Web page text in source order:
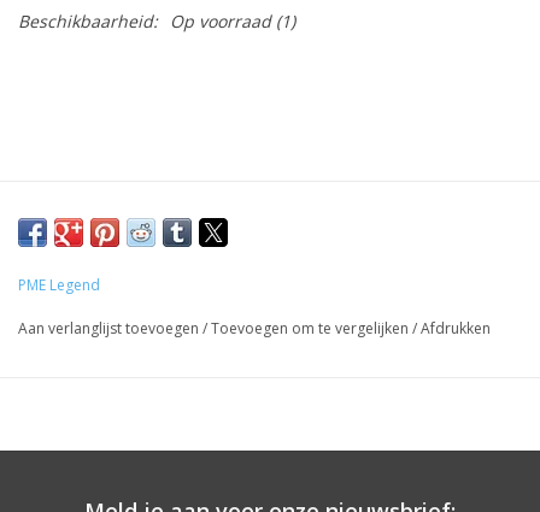
Beschikbaarheid: Op voorraad(1)
PME Legend
Aan verlanglijst toevoegen /Toevoegen om te vergelijken /Afdrukken